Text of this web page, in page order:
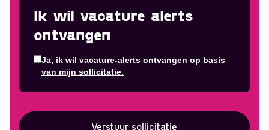
Ik wil vacature alerts
ontvangen
Ja, ik wil vacature-alerts ontvangen op basis
van mijn sollicitatie.
Verstuur sollicitatie
Ontvang vacatures
direct in je mailbox